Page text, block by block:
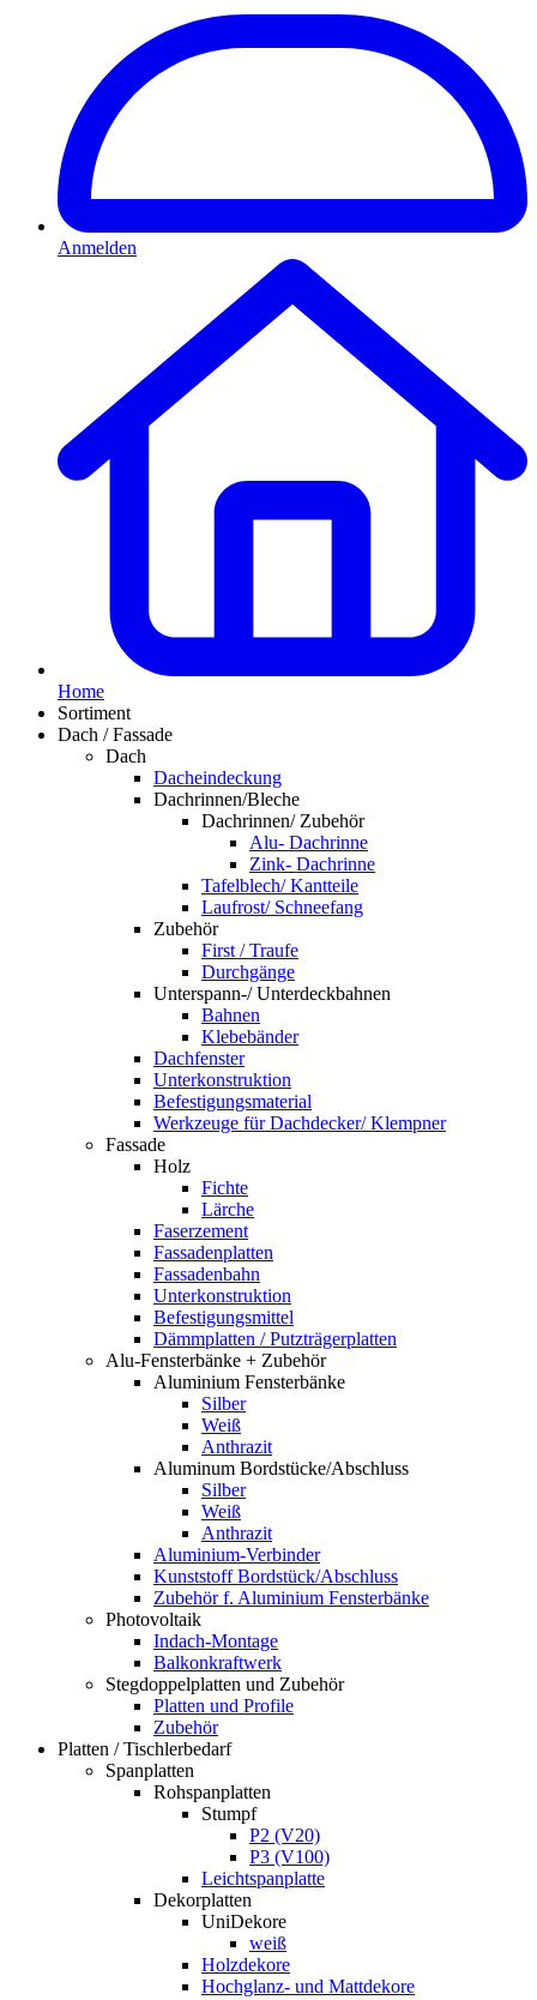
Anmelden
Home
Sortiment
Dach / Fassade
Dach
Dacheindeckung
Dachrinnen/Bleche
Dachrinnen/ Zubehör
Alu- Dachrinne
Zink- Dachrinne
Tafelblech/ Kantteile
Laufrost/ Schneefang
Zubehör
First / Traufe
Durchgänge
Unterspann-/ Unterdeckbahnen
Bahnen
Klebebänder
Dachfenster
Unterkonstruktion
Befestigungsmaterial
Werkzeuge für Dachdecker/ Klempner
Fassade
Holz
Fichte
Lärche
Faserzement
Fassadenplatten
Fassadenbahn
Unterkonstruktion
Befestigungsmittel
Dämmplatten / Putzträgerplatten
Alu-Fensterbänke + Zubehör
Aluminium Fensterbänke
Silber
Weiß
Anthrazit
Aluminum Bordstücke/Abschluss
Silber
Weiß
Anthrazit
Aluminium-Verbinder
Kunststoff Bordstück/Abschluss
Zubehör f. Aluminium Fensterbänke
Photovoltaik
Indach-Montage
Balkonkraftwerk
Stegdoppelplatten und Zubehör
Platten und Profile
Zubehör
Platten / Tischlerbedarf
Spanplatten
Rohspanplatten
Stumpf
P2 (V20)
P3 (V100)
Leichtspanplatte
Dekorplatten
UniDekore
weiß
Holzdekore
Hochglanz- und Mattdekore